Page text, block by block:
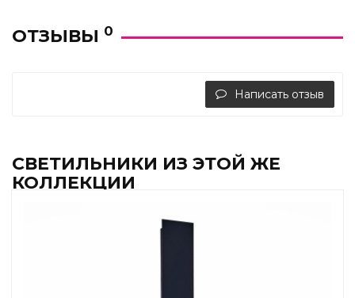
ОТЗЫВЫ 0
Написать отзыв
СВЕТИЛЬНИКИ ИЗ ЭТОЙ ЖЕ
КОЛЛЕКЦИИ